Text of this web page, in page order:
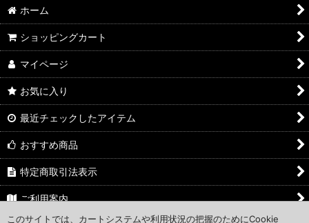
ホーム
ショッピングカート
マイページ
お気に入り
最近チェックしたアイテム
おすすめ商品
特定商取引法表示
ご利用案内
このサイトでは、カートシステムや利用状況の把握のためにCookie